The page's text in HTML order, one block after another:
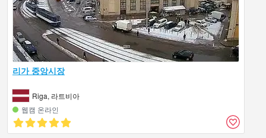
리가 중앙시장
Riga, 라트비아
웹캠 온라인